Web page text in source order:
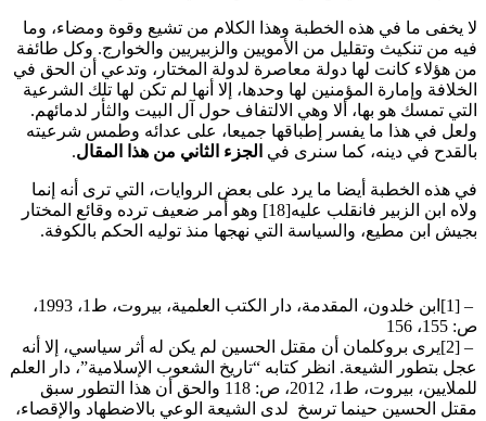
لا يخفى ما في هذه الخطبة وهذا الكلام من تشيع وقوة ومضاء، وما
فيه من تنكيث وتقليل من الأمويين والزبيريين والخوارج. وكل طائفة
من هؤلاء كانت لها دولة معاصرة لدولة المختار، وتدعي أن الحق في
الخلافة وإمارة المؤمنين لها وحدها، إلا أنها لم تكن لها تلك الشرعية
التي تمسك هو بها، ألا وهي الالتفاف حول آل البيت والثأر لدمائهم.
ولعل في هذا ما يفسر إطباقها جميعا، على عدائه وطمس شرعيته
بالقدح في دينه، كما سنرى في الجزء الثاني من هذا المقال.
في هذه الخطبة أيضا ما يرد على بعض الروايات، التي ترى أنه إنما
ولاه ابن الزبير فانقلب عليه[18] وهو أمر ضعيف ترده وقائع المختار
بجيش ابن مطيع، والسياسة التي نهجها منذ توليه الحكم بالكوفة.
[1] –
ابن خلدون، المقدمة، دار الكتب العلمية، بيروت، ط1، 1993،
ص: 155، 156
[2] –يرى بروكلمان أن مقتل الحسين لم يكن له أثر سياسي، إلا أنه
عجل بتطور الشيعة. انظر كتابه “تاريخ الشعوب الإسلامية”، دار العلم
للملايين، بيروت، ط1، 2012، ص: 118 والحق أن هذا التطور سبق
مقتل الحسين حينما ترسخ لدى الشيعة الوعي بالاضطهاد والإقصاء،